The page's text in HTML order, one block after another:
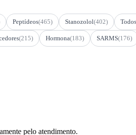
Peptídeos(465) Stanozolol(402) Todos
(215) Hormona(183) SARMS(176)
pelo atendimento.